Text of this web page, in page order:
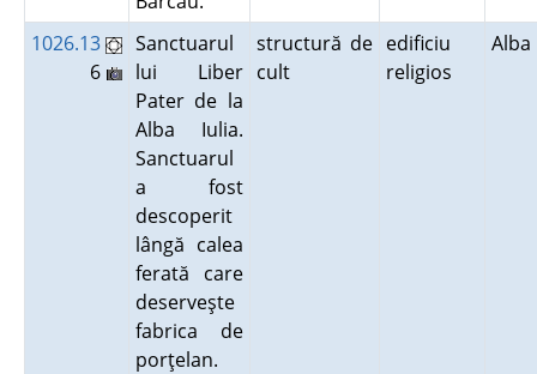
1026.13
6
Sanctuarul
lui Liber
Pater de la
Alba Iulia.
Sanctuarul
a fost
descoperit
lângă calea
ferată care
deserveşte
fabrica de
porţelan.
structură de
cult
edificiu
religios